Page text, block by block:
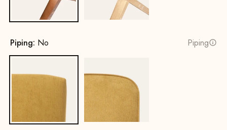
Piping: No Piping